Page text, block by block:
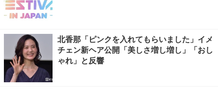
北香那「ピンクを入れてもらいました」イメ
チェン新ヘア公開「美しさ増し増し」「おし
ゃれ」と反響